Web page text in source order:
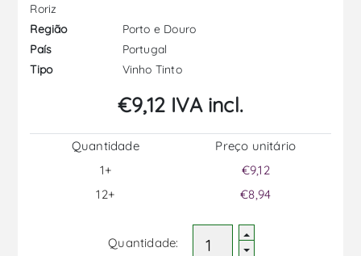
Roriz
Região
Porto e Douro
País
Portugal
Tipo
Vinho Tinto
€9,12 IVA incl.
Quantidade
1+
12+
Preço unitário
€9,12
€8,94
Quantidade: